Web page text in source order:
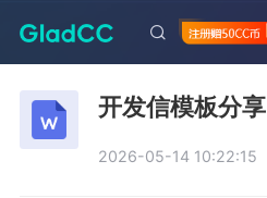
开发信模板分享
2026-05-14 10:22:15